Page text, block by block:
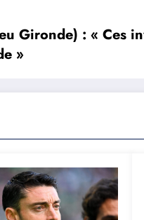
Gironde) : « Ces
»